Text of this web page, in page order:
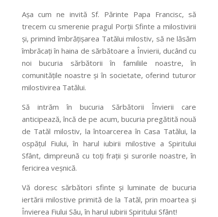
Așa cum ne invită Sf. Părinte Papa Francisc, să
trecem cu smerenie pragul Porții Sfinte a milostivirii
și, primind îmbrățișarea Tatălui milostiv, să ne lăsăm
îmbrăcați în haina de sărbătoare a Învierii, ducând cu
noi bucuria sărbătorii în familiile noastre, în
comunitățile noastre și în societate, oferind tuturor
milostivirea Tatălui.
Să intrăm în bucuria Sărbătorii Învierii care
anticipează, încă de pe acum, bucuria pregătită nouă
de Tatăl milostiv, la întoarcerea în Casa Tatălui, la
ospățul Fiului, în harul iubirii milostive a Spiritului
Sfânt, dimpreună cu toți frații și surorile noastre, în
fericirea veșnică.
Vă doresc sărbători sfinte și luminate de bucuria
iertării milostive primită de la Tatăl, prin moartea și
Învierea Fiului Său, în harul iubirii Spiritului Sfânt!